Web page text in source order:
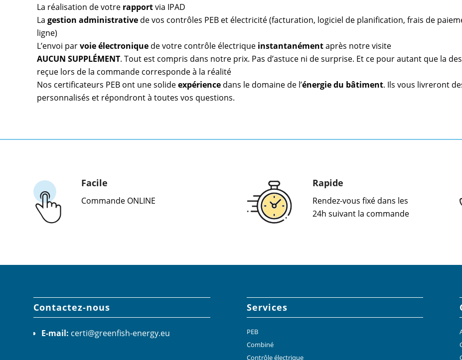
La réalisation de votre rapportvia IPAD
La gestion administrative de vos contrôles PEB et électricité (facturation, logiciel de planification, frais de
ligne)
L’envoi parvoie électronique de votre contrôle électrique instantanémentaprès notre visite
AUCUN SUPPLÉMENT. Tout est compris dans notre prix. Pas d’astuce ni de surprise. Et ce pour autant que la
reçue lors de la commande corresponde à la réalité
Nos certificateurs PEB ont une solideexpérience dans le domaine de l’énergie du bâtiment. Ils vous livreront
personnalisés et répondront à toutes vos questions.
Facile
Commande ONLINE
Rapide
Rendez-vous fixé dans les
24h suivant la commande
Contactez-nous
E-mail: certi@greenfish-energy.eu
Services
PEB
Combiné
Contrôle électrique